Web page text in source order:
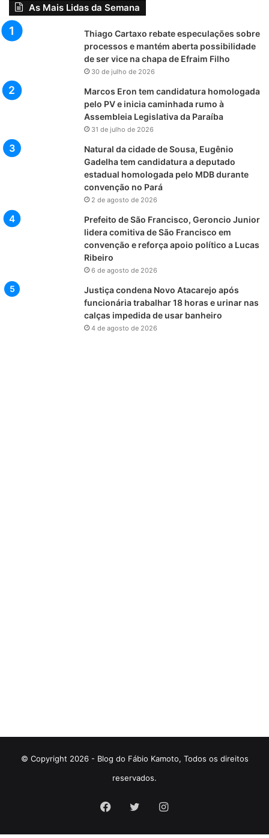
As Mais Lidas da Semana
Thiago Cartaxo rebate especulações sobre
processos e mantém aberta possibilidade
de ser vice na chapa de Efraim Filho
30 de julho de 2026
Marcos Eron tem candidatura homologada
pelo PV e inicia caminhada rumo à
Assembleia Legislativa da Paraíba
31 de julho de 2026
Natural da cidade de Sousa, Eugênio
Gadelha tem candidatura a deputado
estadual homologada pelo MDB durante
convenção no Pará
2 de agosto de 2026
Prefeito de São Francisco, Geroncio Junior
lidera comitiva de São Francisco em
convenção e reforça apoio político a Lucas
Ribeiro
6 de agosto de 2026
Justiça condena Novo Atacarejo após
funcionária trabalhar 18 horas e urinar nas
calças impedida de usar banheiro
4 de agosto de 2026
© Copyright 2026 - Blog do Fábio Kamoto, Todos os direitos
reservados.
Facebook
TwitterInstagram